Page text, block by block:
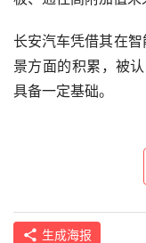
长安汽车凭借其在
景方面的积累，被
具备一定基础。
生成海报